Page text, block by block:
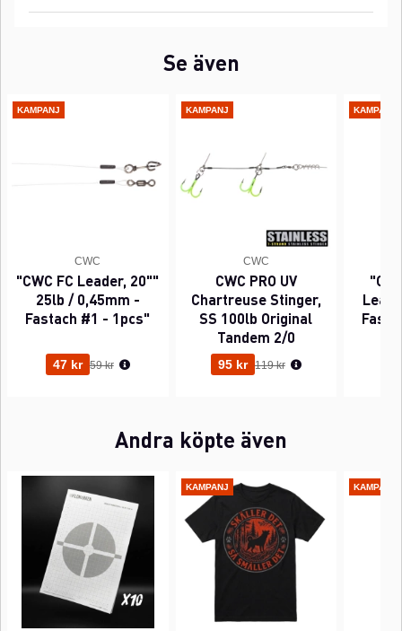
Se även
KAMPANJ
CWC
"CWC FC Leader, 20""
25lb / 0,45mm -
Fastach #1 - 1pcs"
47 kr Ordinarie pris:
59 kr
KAMPANJ
CWC
CWC PRO UV
Chartreuse Stinger,
SS 100lb Original
Tandem 2/0
95 kr Ordinarie pris:
119 kr
KAMPANJ
Andra köpte även
KAMPANJ KAMPANJ